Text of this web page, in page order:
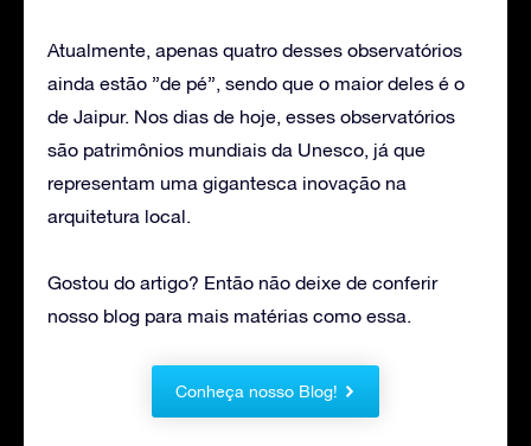
Atualmente, apenas quatro desses observatórios
ainda estão ”de pé”, sendo que o maior deles é o
de Jaipur. Nos dias de hoje, esses observatórios
são patrimônios mundiais da Unesco, já que
representam uma gigantesca inovação na
arquitetura local.
Gostou do artigo? Então não deixe de conferir
nosso blog para mais matérias como essa.
Conheça nosso Blog!